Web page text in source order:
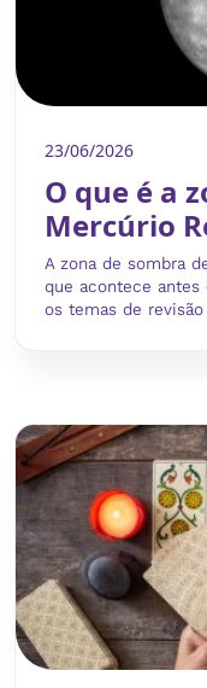
23/06/2026
O que é a
Mercúrio
A zona de sombra
que acontece antes
os temas de